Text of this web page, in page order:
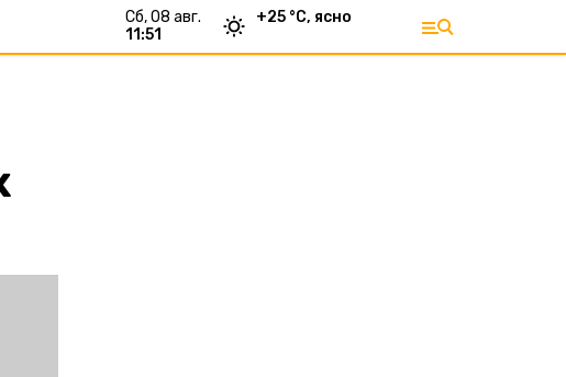
сб, 08 авг.
11:51
+25 °С, ясно